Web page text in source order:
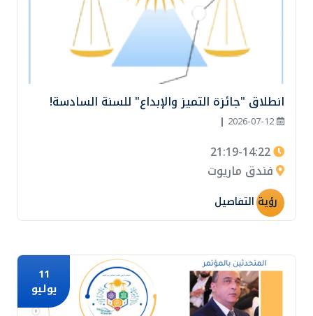
انطلاق "جائزة التميز والإبداع" للسنة السادسة!
2026-07-12
|
21:19-14:22
فندق ماريوت
رؤية التفاصيل
11
يوليو